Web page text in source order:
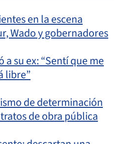
en la escena
Wado y gobernadores
su ex: “Sentí que me
libre”
de determinación
de obra pública